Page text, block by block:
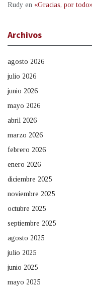
Rudy en «Gracias, por
Archivos
agosto 2026
julio 2026
junio 2026
mayo 2026
abril 2026
marzo 2026
febrero 2026
enero 2026
diciembre 2025
noviembre 2025
octubre 2025
septiembre 2025
agosto 2025
julio 2025
junio 2025
mayo 2025